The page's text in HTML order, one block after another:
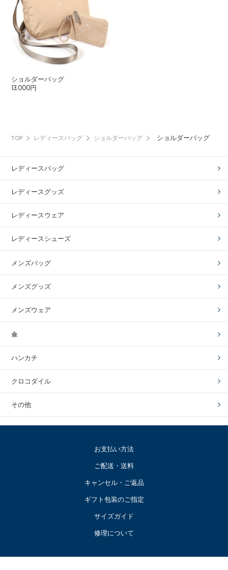
ショルダーバッグ
13,000円
TOP レディースバッグ ショルダーバッグ ショルダーバッグ
レディースバッグ
レディースグッズ
レディースウェア
レディースシューズ
メンズバッグ
メンズグッズ
メンズウェア
傘
ハンカチ
クロコダイル
その他
お支払い方法
ご配送・送料
キャンセル・ご返品
ギフト包装のご指定
サイズガイド
修理について